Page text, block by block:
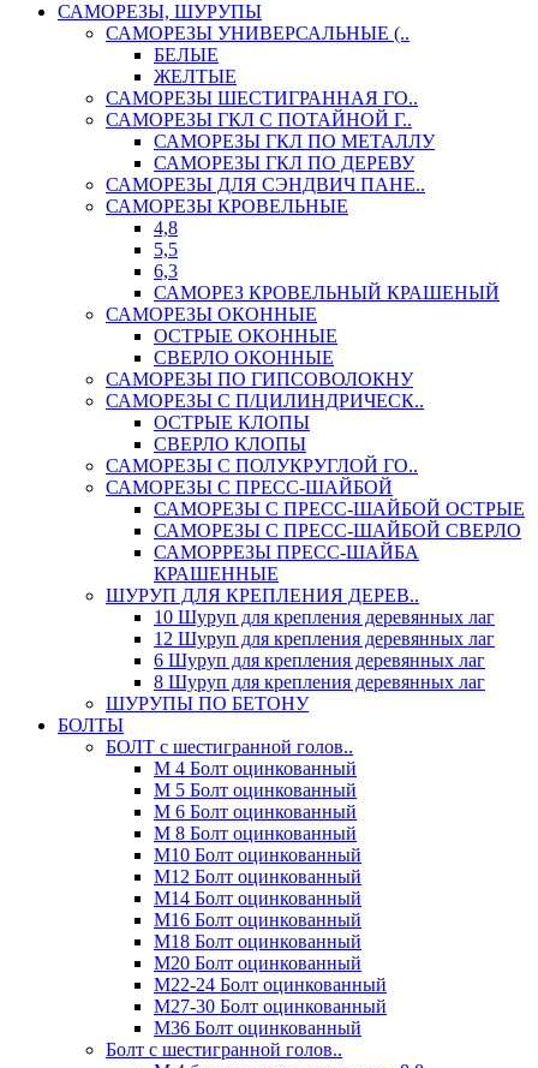
САМОРЕЗЫ, ШУРУПЫ
САМОРЕЗЫ УНИВЕРСАЛЬНЫЕ (..
БЕЛЫЕ
ЖЕЛТЫЕ
САМОРЕЗЫ ШЕСТИГРАННАЯ ГО..
САМОРЕЗЫ ГКЛ С ПОТАЙНОЙ Г..
САМОРЕЗЫ ГКЛ ПО МЕТАЛЛУ
САМОРЕЗЫ ГКЛ ПО ДЕРЕВУ
САМОРЕЗЫ ДЛЯ СЭНДВИЧ ПАНЕ..
САМОРЕЗЫ КРОВЕЛЬНЫЕ
4,8
5,5
6,3
САМОРЕЗ КРОВЕЛЬНЫЙ КРАШЕНЫЙ
САМОРЕЗЫ ОКОННЫЕ
ОСТРЫЕ ОКОННЫЕ
СВЕРЛО ОКОННЫЕ
САМОРЕЗЫ ПО ГИПСОВОЛОКНУ
САМОРЕЗЫ С П/ЦИЛИНДРИЧЕСК..
ОСТРЫЕ КЛОПЫ
СВЕРЛО КЛОПЫ
САМОРЕЗЫ С ПОЛУКРУГЛОЙ ГО..
САМОРЕЗЫ С ПРЕСС-ШАЙБОЙ
САМОРЕЗЫ С ПРЕСС-ШАЙБОЙ ОСТРЫЕ
САМОРЕЗЫ С ПРЕСС-ШАЙБОЙ СВЕРЛО
САМОРРЕЗЫ ПРЕСС-ШАЙБА
КРАШЕННЫЕ
ШУРУП ДЛЯ КРЕПЛЕНИЯ ДЕРЕВ..
10 Шуруп для крепления деревянных лаг
12 Шуруп для крепления деревянных лаг
6 Шуруп для крепления деревянных лаг
8 Шуруп для крепления деревянных лаг
ШУРУПЫ ПО БЕТОНУ
БОЛТЫ
БОЛТ с шестигранной голов..
М 4 Болт оцинкованный
М 5 Болт оцинкованный
М 6 Болт оцинкованный
М 8 Болт оцинкованный
М10 Болт оцинкованный
М12 Болт оцинкованный
М14 Болт оцинкованный
М16 Болт оцинкованный
М18 Болт оцинкованный
М20 Болт оцинкованный
М22-24 Болт оцинкованный
М27-30 Болт оцинкованный
М36 Болт оцинкованный
Болт с шестигранной голов..